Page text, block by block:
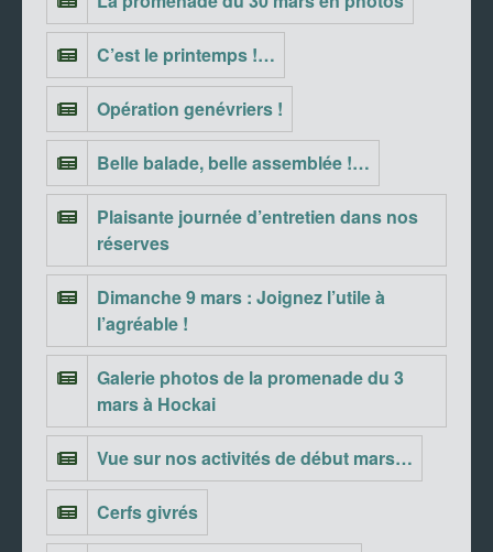
C’est le printemps !…
Opération genévriers !
Belle balade, belle assemblée !…
Plaisante journée d’entretien dans nos
réserves
Dimanche 9 mars : Joignez l’utile à
l’agréable !
Galerie photos de la promenade du 3
mars à Hockai
Vue sur nos activités de début mars…
Cerfs givrés